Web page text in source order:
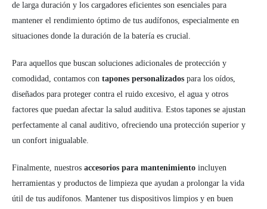
de larga duración y los cargadores eficientes son esenciales para
mantener el rendimiento óptimo de tus audífonos, especialmente en
situaciones donde la duración de la batería es crucial.
Para aquellos que buscan soluciones adicionales de protección y
comodidad, contamos con tapones personalizados para los oídos,
diseñados para proteger contra el ruido excesivo, el agua y otros
factores que puedan afectar la salud auditiva. Estos tapones se ajustan
perfectamente al canal auditivo, ofreciendo una protección superior y
un confort inigualable.
Finalmente, nuestros accesorios para mantenimiento incluyen
herramientas y productos de limpieza que ayudan a prolongar la vida
útil de tus audífonos. Mantener tus dispositivos limpios y en buen